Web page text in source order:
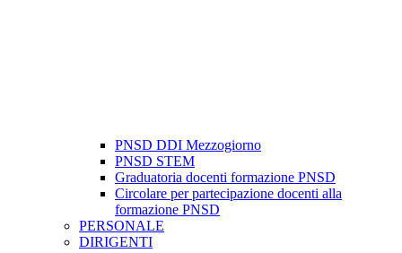
PNSD DDI Mezzogiorno
PNSD STEM
Graduatoria docenti formazione PNSD
Circolare per partecipazione docenti alla
formazione PNSD
PERSONALE
DIRIGENTI